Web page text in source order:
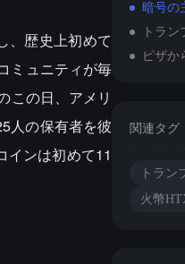
、歴史上初めて
ミュニティが毎
この日、アメリ
人の保有者を彼
インは初めて11
ピザか
関連タグ
トラン
火幣